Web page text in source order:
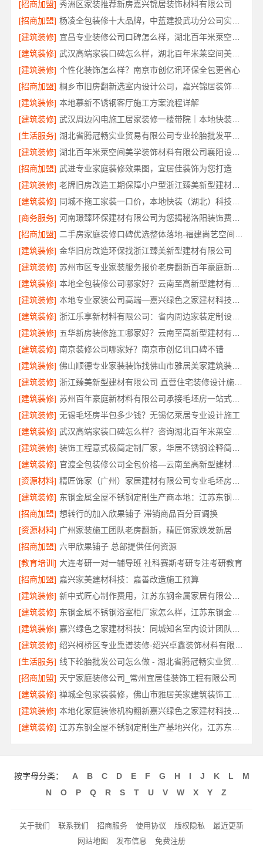
[招商加盟] 秀洲区家装推荐新房嘉兴锦居装饰材料有限公司
[招商加盟]
[建筑装修]
[建筑装修]
武汉高端家装口碑怎么样，湖北百年米莱空间美学装饰材料有限公司实力说话
[建筑装修] 个性化装饰怎么样？南京市创亿讯环保全包更省心
[招商加盟]
桐乡市旧房翻新选室内设计公司，嘉兴锦居装饰材料有限公司可靠
[建筑装修] 本地慕新不锈钢客厅施工方案流程详解
[建筑装修]
武汉周边闪电施工居家装修一楼带院｜本地快装（湖北）科技有限公司
[生活服务]
湖北省腾冠畅实业贸易有限公司专业轮胎批发平台解决方案
[建筑装修]
湖北百年米莱空间美学装饰材料有限公司襄阳设计装修轻奢风
[招商加盟] 武进专业家庭装修效果图，宜居佳装饰为您打造
[建筑装修]
老牌旧房改造工期保障小户型浙江臻美新型建材有限公司
[建筑装修]
[商务服务]
[招商加盟]
[建筑装修] 金华旧房改造环保找浙江臻美新型建材有限公司
[建筑装修]
苏州市区专业家装服务报价老房翻新百年豪庭新材料有限公司
[建筑装修]
[建筑装修]
[建筑装修]
浙江乐享新材料有限公司：省内周边家装定制设计大概报价
[建筑装修]
[建筑装修] 南京装修公司哪家好？南京市创亿讯口碑不错
[建筑装修]
佛山顺德专业家装装饰找佛山市雅居美家建筑装饰工程有限公司
[建筑装修]
浙江臻美新型建材有限公司 直营住宅装修设计施工婚房
[建筑装修]
苏州百年豪庭新材料有限公司承接毛坯房一站式装修施工
[建筑装修] 无锡毛坯房半包多少钱？无锡亿莱居专业设计施工
[建筑装修]
[建筑装修]
[建筑装修]
官渡全包装修公司全包价格—云南至高新型建材有限公司
[资源材料]
[建筑装修]
[招商加盟] 想转行的加入欣果铺子 滞销商品百分百调换
[资源材料] 广州家装施工团队老房翻新，精匠饰家焕发新居
[招商加盟] 六甲欣果铺子 总部提供任何资源
[教育培训] 大连考研一对一辅导班 社科赛斯考研专注考研教育
[招商加盟] 嘉兴家美建材科技：嘉善改造施工预算
[建筑装修]
新中式匠心制作费用，江苏东钢金属家居有限公司透明报价
[建筑装修]
东钢金属不锈钢浴室柜厂家怎么样，江苏东钢金属科技有限公司口碑解析
[建筑装修]
[建筑装修]
[生活服务]
[招商加盟] 天宁家庭装修公司_常州宜居佳装饰工程有限公司
[建筑装修]
[建筑装修]
[建筑装修]
按字母分类： A B C D E F G H I J K L
M
N
O P Q R S T U V W X Y Z
关于我们 联系我们 招商服务 使用协议 版权隐私
最近更新
网站地图
发布信息 免费注册